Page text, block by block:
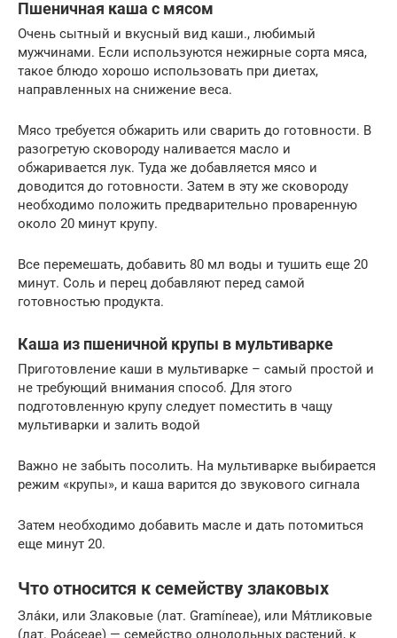
Пшеничная каша с мясом
Очень сытный и вкусный вид каши., любимый
мужчинами. Если используются нежирные сорта мяса,
такое блюдо хорошо использовать при диетах,
направленных на снижение веса.
Мясо требуется обжарить или сварить до готовности. В
разогретую сковороду наливается масло и
обжаривается лук. Туда же добавляется мясо и
доводится до готовности. Затем в эту же сковороду
необходимо положить предварительно проваренную
около 20 минут крупу.
Все перемешать, добавить 80 мл воды и тушить еще 20
минут. Соль и перец добавляют перед самой
готовностью продукта.
Каша из пшеничной крупы в мультиварке
Приготовление каши в мультиварке – самый простой и
не требующий внимания способ. Для этого
подготовленную крупу следует поместить в чащу
мультиварки и залить водой
Важно не забыть посолить. На мультиварке выбирается
режим «крупы», и каша варится до звукового сигнала
Затем необходимо добавить масле и дать потомиться
еще минут 20.
Что относится к семейству злаковых
Зла́ки, или Злаковые (лат. Gramíneae), или Мя́тликовые
(лат. Poáceae) — семейство однодольных растений, к